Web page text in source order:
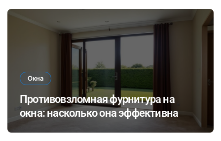
Окна
Противовзломная фурнитура на
окна: насколько она эффективна